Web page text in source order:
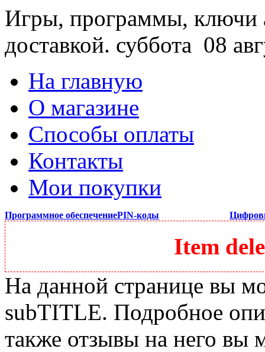
Игры, программы, ключи
доставкой. суббота 08
На главную
О магазине
Способы оплаты
Контакты
Мои покупки
Программное обеспечениеPIN-коды
Item
На данной странице вы
subTITLE. Подробное
также отзывы на него вы